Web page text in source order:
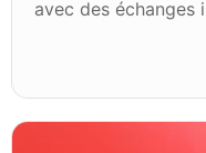
avec des échanges